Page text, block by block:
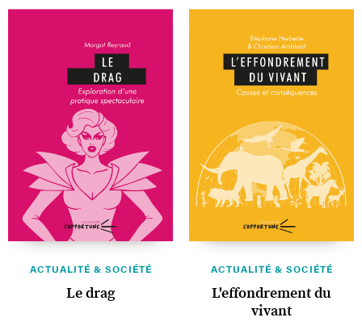
ACTUALITÉ & SOCIÉTÉ
Le drag
ACTUALITÉ & SOCIÉTÉ
L'effondrement du
vivant